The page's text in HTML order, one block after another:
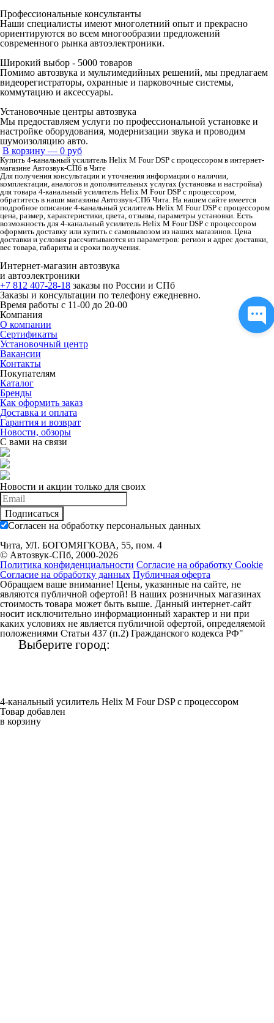
Профессиональные консультанты
Наши специалисты имеют многолетний опыт и прекрасно
ориентируются во всем многообразии предложений
современного рынка автоэлектроники.
Широкий выбор - 5000 товаров
Помимо автозвука и мультимедийных решений, мы предлагаем
видеорегистраторы, охранные и парковочные системы,
коммутацию и аксессуары.
Установочные центры автозвука
Мы предоставляем услуги по профессиональной установке и
настройке оборудования, модернизации звука и проводим
шумоизоляцию авто.
В корзину — 0 руб
Купить 4-канальный усилитель Helix M Four DSP c процессором в интернет-
магазине Автозвук-СПб в Чите
Для получения консультации и уточнения информации о наличии,
комплектации, аналогов и дополнительных услугах (установка и настройка)
для товара 4-канальный усилитель Helix M Four DSP c процессором,
обратитесь в наши магазины Автозвук-СПб Чита. На нашем сайте имеется
подробное описание 4-канальный усилитель Helix M Four DSP c процессором
цена, размер, характеристики, цвета, отзывы, параметры установки. Есть
возможность для 4-канальный усилитель Helix M Four DSP c процессором
оформить доставку или купить с самовывозом из наших магазинов. Цена
доставки и условия рассчитываются из параметров: регион и адрес доставки,
вес товара, габариты и сроки получения.
Интернет-магазин автозвука
и автоэлектроники
+7 812 407-28-18 заказы по России и СПб
Заказы и консультации по телефону ежедневно.
Время работы с 11-00 до 20-00
Компания
О компании
Сертификаты
Установочный центр
Вакансии
Контакты
Покупателям
Каталог
Бренды
Как оформить заказ
Доставка и оплата
Гарантия и возврат
Новости, обзоры
С вами на связи
Новости и акции только для своих
Подписаться
Согласен на обработку персональных данных
Чита, УЛ. БОГОМЯГКОВА, 55, пом. 4
© Автозвук-СПб, 2000-2026
Политика конфиденциальности Согласие на обработку Cookie
Согласие на обработку данных Публичная оферта
Обращаем ваше внимание! Цены, указанные на сайте, не
являются публичной офертой! В наших розничных магазинах
стоимость товара может быть выше. Данный интернет-сайт
носит исключительно информационный характер и ни при
каких условиях не является публичной офертой, определяемой
положениями Статьи 437 (п.2) Гражданского кодекса РФ"
Выберите город:
4-канальный усилитель Helix M Four DSP c процессором
Товар добавлен
в корзину